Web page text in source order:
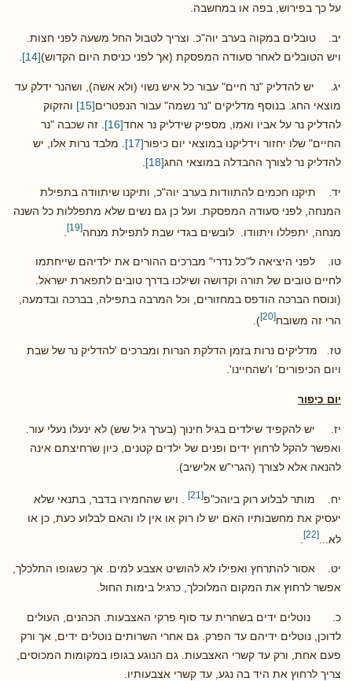
על כך בפירוש, בפה או במחשבה.
יב. טובלים במקוה בערב יוה"כ. וצריך לטבול החל משעה לפני חצות.
ויש הטובלים לאחר סעודה המפסקת (אך לפני כניסת היום הקדוש)[14]
יג. יש להדליק "נר חיים" עבור כל איש נשוי (ולא אשה), ושהנר ידלק עד
מוצאי החג. בנוסף מדליקים "נר נשמה" עבור הנפטרים[15]
והזקוק
להדליק נר על אביו ואמו, מספיק שידליק נר אחד[16]
. זה שכבה "נר
החיים" שלו יחזור וידליקנו במוצאי יום כיפור[17]
. מלבד נרות אלו, יש
להדליק נר לצורך ההבדלה במוצאי החג[18]
יד. תיקנו חכמים להתוודות בערב יוה"כ, ותיקנו שיתוודה בתפילת
המנחה, לפני סעודה המפסקת. ועל כן גם נשים שלא מתפללות כל השנה
מנחה, יתפללו ויתוודו. לובשים בגדי שבת לתפילת מנחה[19]
טו. לפני היציאה ל"כל נדרי" מברכים ההורים את ילדיהם שייחתמו
לחיים טובים של תורה וקדושה ושילכו בדרך טובים לתפארת ישראל.
(ונוסח הברכה הודפס במחזורים, וכל המרבה בתפילה, בברכה ובדמעה,
הרי זה משובח[20]
).
טז. מדליקים נרות בזמן הדלקת הנרות ומברכים 'להדליק נר של שבת
ויום הכיפורים' ו'שהחיינו'.
יום כיפור
יז. יש להקפיד שילדים בגיל חינוך (בערך גיל שש) לא ינעלו נעלי עור.
ואפשר להקל לרחוץ ידים ופנים של ילדים קטנים, כיון שרחיצתם אינה
להנאה אלא לצורך (הגרי"ש אלישיב).
יח. מותר לבלוע רוק ביוהכ"פ[21]
. ויש שהחמירו בדבר, בתנאי שלא
יעסיק את מחשבותיו האם יש לו רוק או אין לו והאם לבלוע כעת, כן או
לא...
[22]
יט. אסור להתרחץ ואפילו לא להושיט אצבע למים. אך כשגופו התלכלך,
אפשר לרחוץ את המקום המלוכלך, כרגיל בימות החול.
כ. נוטלים ידים בשחרית עד סוף פרקי האצבעות. הכהנים, העולים
לדוכן, נוטלים ידיהם עד הפרק. גם אחרי השרותים נוטלים ידים, אך ורק
פעם אחת, ורק עד קשרי האצבעות. גם הנוגע בגופו במקומות המכוסים,
צריך לרחוץ את היד בה נגע, עד קשרי אצבעותיו.